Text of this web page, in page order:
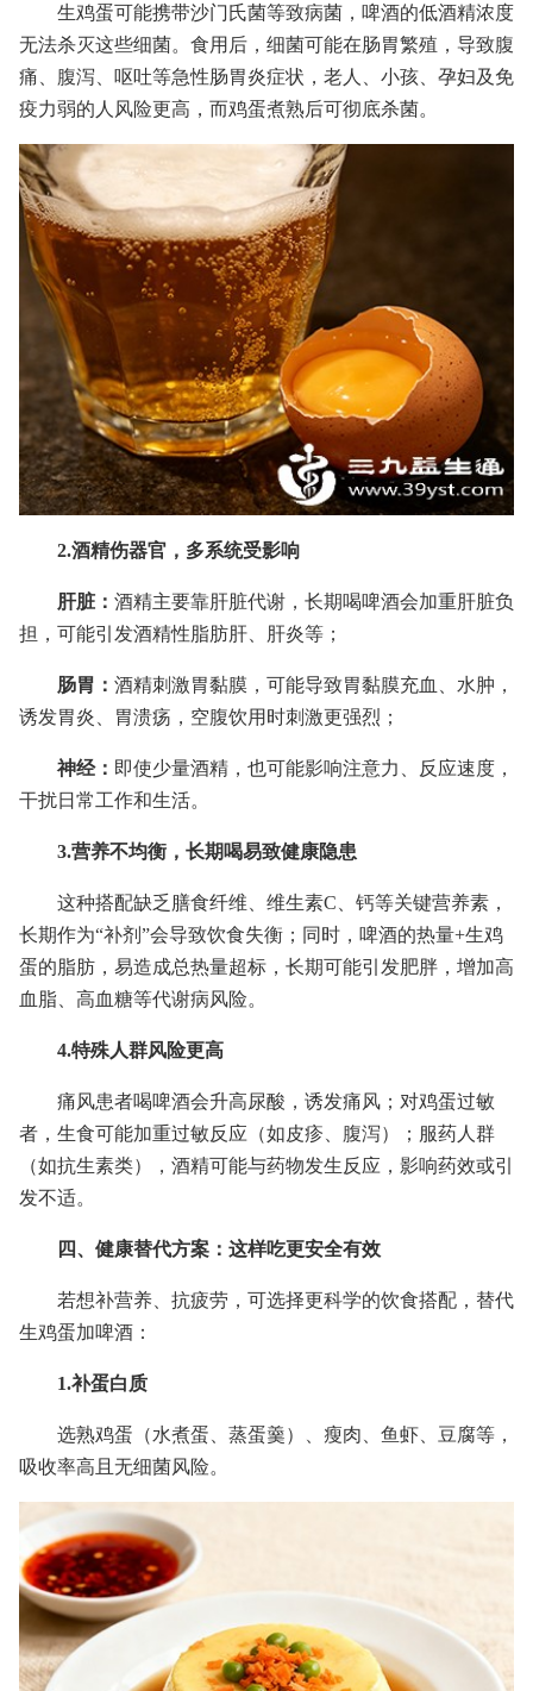
生鸡蛋可能携带沙门氏菌等致病菌，啤酒的低酒精浓度
无法杀灭这些细菌。食用后，细菌可能在肠胃繁殖，导致腹
痛、腹泻、呕吐等急性肠胃炎症状，老人、小孩、孕妇及免
疫力弱的人风险更高，而鸡蛋煮熟后可彻底杀菌。
2.酒精伤器官，多系统受影响
肝脏： 酒精主要靠肝脏代谢，长期喝啤酒会加重肝脏负
担，可能引发酒精性脂肪肝、肝炎等；
肠胃： 酒精刺激胃黏膜，可能导致胃黏膜充血、水肿，
诱发胃炎、胃溃疡，空腹饮用时刺激更强烈；
神经： 即使少量酒精，也可能影响注意力、反应速度，
干扰日常工作和生活。
3.营养不均衡，长期喝易致健康隐患
这种搭配缺乏膳食纤维、维生素C、钙等关键营养素，
长期作为“补剂”会导致饮食失衡；同时，啤酒的热量+生鸡
蛋的脂肪，易造成总热量超标，长期可能引发肥胖，增加高
血脂、高血糖等代谢病风险。
4.特殊人群风险更高
痛风患者喝啤酒会升高尿酸，诱发痛风；对鸡蛋过敏
者，生食可能加重过敏反应（如皮疹、腹泻）；服药人群
（如抗生素类），酒精可能与药物发生反应，影响药效或引
发不适。
四、健康替代方案：这样吃更安全有效
若想补营养、抗疲劳，可选择更科学的饮食搭配，替代
生鸡蛋加啤酒：
1.补蛋白质
选熟鸡蛋（水煮蛋、蒸蛋羹）、瘦肉、鱼虾、豆腐等，
吸收率高且无细菌风险。